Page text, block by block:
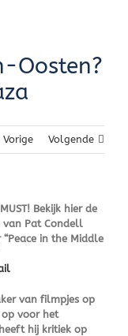
Oosten?
Vorige Volgende
Bekijk hier de
van Pat Condell
“Peace in the Middle
van filmpjes op
voor het
hij kritiek op